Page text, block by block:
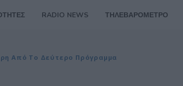
RADIO NEWS ΤΗΛΕΒΑΡΟΜΕΤΡΟ
Από Το Δεύτερο Πρόγραμμα